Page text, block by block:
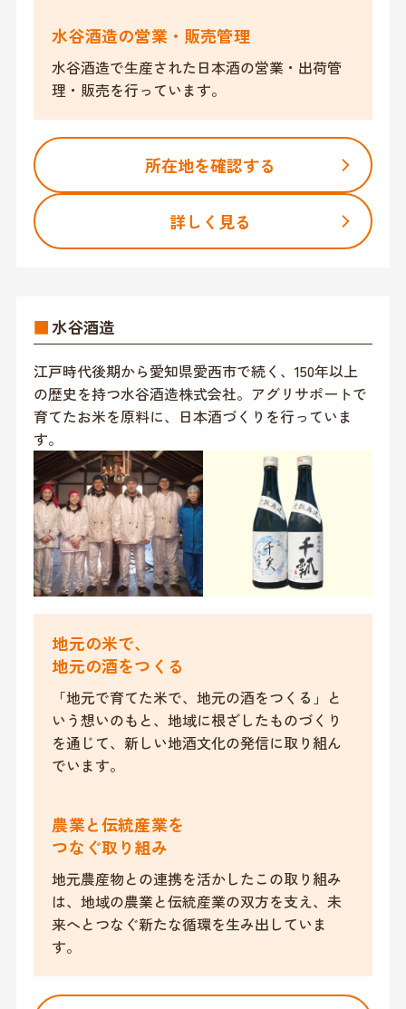
水谷酒造の営業・販売管理
水谷酒造で生産された日本酒の営業・出荷管
理・販売⁩を行っています。
所在地を確認する
詳しく見る
■水谷酒造
江戸時代後期から愛知県愛西市で続く、150年以上
の歴史を持つ水谷酒造株式会社。アグリサポートで
育てたお米を原料に、日本酒づくりを行っていま
す。
地元の米で、
地元の酒をつくる
「地元で育てた米で、地元の酒をつくる」と
いう想いのもと、地域に根ざしたものづくり
を通じて、新しい地酒文化の発信に取り組ん
でいます。
農業と伝統産業を
つなぐ取り組み
地元農産物との連携を活かしたこの取り組み
は、地域の農業と伝統産業の双方を支え、未
来へとつなぐ新たな循環を生み出していま
す。